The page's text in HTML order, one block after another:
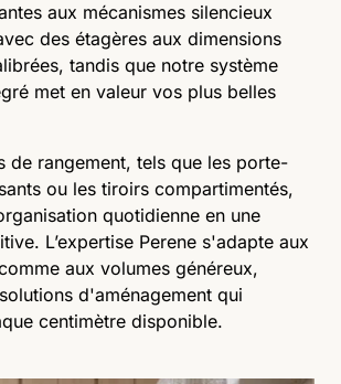
aux mécanismes silencieux
des étagères aux dimensions
tandis que notre système
met en valeur vos plus belles
de rangement, tels que les porte-
ou les tiroirs compartimentés,
quotidienne en une
L’expertise Perene s'adapte aux
aux volumes généreux,
d'aménagement qui
centimètre disponible.